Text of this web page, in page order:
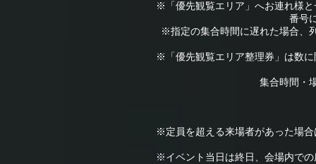
※「優先観覧エリア」へお連れ様
番号
※指定の集合時間に遅れた場合、
※「優先観覧エリア整理券」は数
集合時間・
※定員を超える来場者があった場
※イベント当日は終日、会場内で